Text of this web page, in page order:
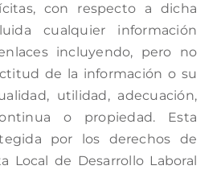
con respecto a dicha
cualquier información
incluyendo, pero no
de la información o su
utilidad, adecuación,
o propiedad. Esta
por los derechos de
Local de Desarrollo Laboral